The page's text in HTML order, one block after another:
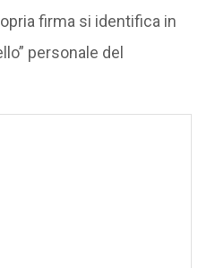
firma si identifica in
personale del